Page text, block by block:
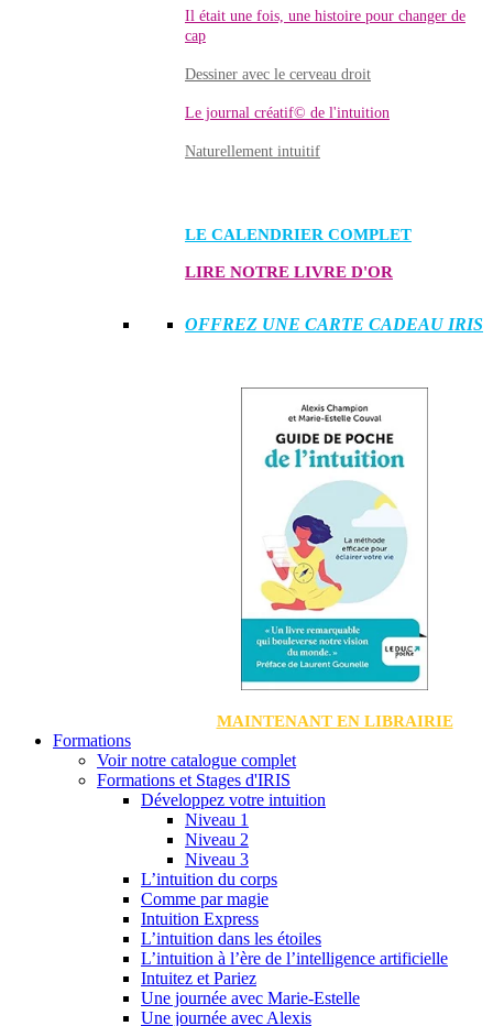
Il était une fois, une histoire pour changer de
cap
Dessiner avec le cerveau droit
Le journal créatif© de l'intuition
Naturellement intuitif
LE CALENDRIER COMPLET
LIRE NOTRE LIVRE D'OR
OFFREZ UNE CARTE CADEAU IRIS
MAINTENANT EN LIBRAIRIE
Formations
Voir notre catalogue complet
Formations et Stages d'IRIS
Développez votre intuition
Niveau 1
Niveau 2
Niveau 3
L’intuition du corps
Comme par magie
Intuition Express
L’intuition dans les étoiles
L’intuition à l’ère de l’intelligence artificielle
Intuitez et Pariez
Une journée avec Marie-Estelle
Une journée avec Alexis